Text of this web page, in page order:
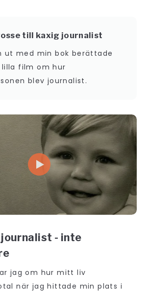
till kaxig journalist
ut med min bok berättade
film om hur
blev journalist.
journalist - inte
jag om hur mitt liv
när jag hittade min plats i